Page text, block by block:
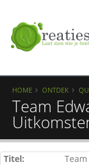
HOME ONTDEK
Team
Titel: